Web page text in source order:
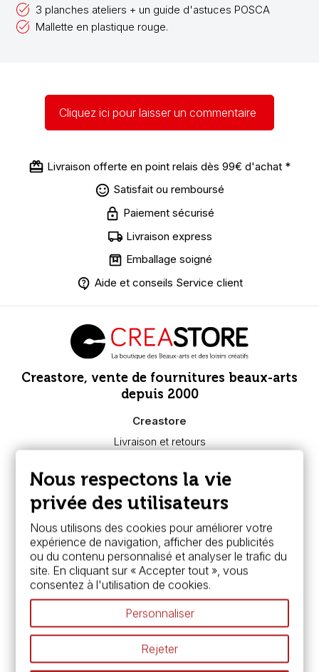
3 planches ateliers + un guide d'astuces POSCA
Mallette en plastique rouge.
Cliquez ici pour laisser un commentaire
Livraison offerte en point relais dès 99€ d'achat *
Satisfait ou remboursé
Paiement sécurisé
Livraison express
Emballage soigné
Aide et conseils Service client
Creastore, vente de fournitures beaux-arts
depuis 2000
Creastore
Livraison et retours
Paiement sécurisé
FAQ
Boutique à Angers
Services
Carte fidélité & avantages
Chèque cadeau, bon cadeaux
Devis & bon de commande
Pass culture - mode d'emploi
Nos promotions en cours
Espace conseils
L’aquarelle en tubes ou en godets ?
Le vocabulaire technique de l’aquarelle
Nous respectons la vie
privée des utilisateurs
Nous utilisons des cookies pour améliorer votre
expérience de navigation, afficher des publicités
ou du contenu personnalisé et analyser le trafic du
site. En cliquant sur « Accepter tout », vous
consentez à l'utilisation de cookies.
Personnaliser
Rejeter